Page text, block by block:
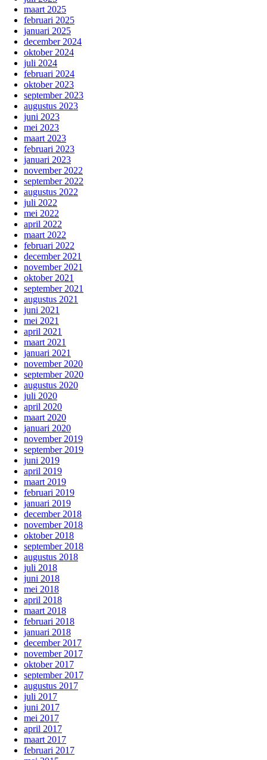
maart 2025
februari 2025
januari 2025
december 2024
oktober 2024
juli 2024
februari 2024
oktober 2023
september 2023
augustus 2023
juni 2023
mei 2023
maart 2023
februari 2023
januari 2023
november 2022
september 2022
augustus 2022
juli 2022
mei 2022
april 2022
maart 2022
februari 2022
december 2021
november 2021
oktober 2021
september 2021
augustus 2021
juni 2021
mei 2021
april 2021
maart 2021
januari 2021
november 2020
september 2020
augustus 2020
juli 2020
april 2020
maart 2020
januari 2020
november 2019
september 2019
juni 2019
april 2019
maart 2019
februari 2019
januari 2019
december 2018
november 2018
oktober 2018
september 2018
augustus 2018
juli 2018
juni 2018
mei 2018
april 2018
maart 2018
februari 2018
januari 2018
december 2017
november 2017
oktober 2017
september 2017
augustus 2017
juli 2017
juni 2017
mei 2017
april 2017
maart 2017
februari 2017